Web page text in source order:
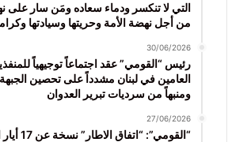
التي لا تنكسر ودماء سعاده ومَن سار على
من أجل نهضة الأمة وحريتها وسيادتها
30/06/2026
رئيس “القومي” عقد اجتماعاً توجيهياً
العامين في لبنان مشدداً على تحصين الجبهة
ومنبهاً من سرديات تبرير العدوان
27/06/2026
“القومي”: